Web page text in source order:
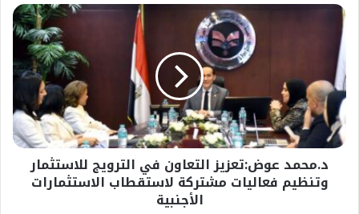
د.محمد
عوض:تعزيز
التعاون
في
الترويج
للاستثمار
وتنظيم
فعاليات
مشتركة
لاستقطاب
الاستثمارات
الأجنبية
د.محمد عوض:تعزيز التعاون في الترويج للاستثمار
وتنظيم فعاليات مشتركة لاستقطاب الاستثمارات
الأجنبية